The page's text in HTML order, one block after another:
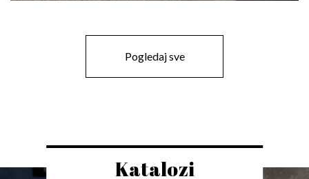
Pogledaj sve
Katalozi